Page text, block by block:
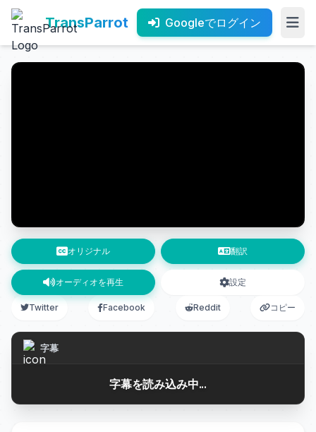
TransParrot Googleでログイン
オリジナル 翻訳
オーディオを再生 設定
Twitter Facebook Reddit コピー
字幕
字幕を読み込み中...